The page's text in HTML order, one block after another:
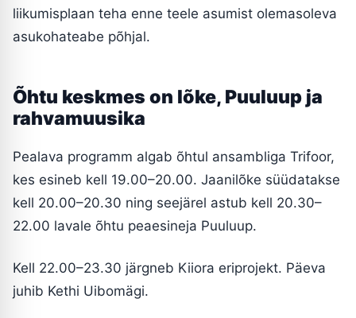
liikumisplaan teha enne teele asumist olemasoleva
asukohateabe põhjal.
Õhtu keskmes on lõke, Puuluup ja
rahvamuusika
Pealava programm algab õhtul ansambliga Trifoor,
kes esineb kell 19.00–20.00. Jaanilõke süüdatakse
kell 20.00–20.30 ning seejärel astub kell 20.30–
22.00 lavale õhtu peaesineja Puuluup.
Kell 22.00–23.30 järgneb Kiiora eriprojekt. Päeva
juhib Kethi Uibomägi.